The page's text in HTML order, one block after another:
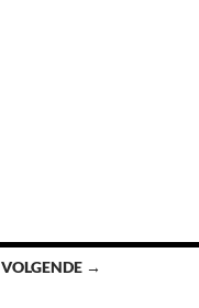
VOLGENDE →